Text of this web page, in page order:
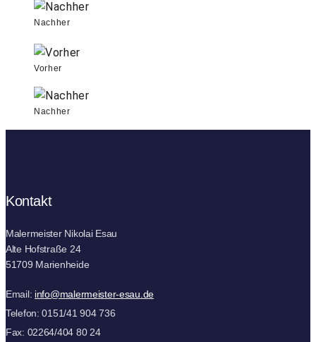
Nachher
Vorher
Nachher
Kontakt
Malermeister Nikolai Esau
Alte Hofstraße 24
51709 Marienheide
Email: info@malermeister-esau.de
Telefon: 0151/41 904 736
Fax: 02264/404 80 24